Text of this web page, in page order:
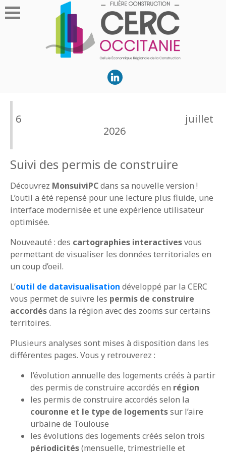
6 juillet
2026
Suivi des permis de construire
Découvrez MonsuiviPCdans sa nouvelle version !
L’outil a été repensé pour une lecture plus fluide, une
interface modernisée et une expérience utilisateur
optimisée.
Nouveauté : des cartographies interactivesvous
permettant de visualiser les données territoriales en
un coup d’oeil.
L’outil de datavisualisation développé par la CERC
vous permet de suivre les permis de construire
accordésdans la région avec des zooms sur certains
territoires.
Plusieurs analyses sont mises à disposition dans les
différentes pages. Vous y retrouverez :
l’évolution annuelle des logements créés à partir
des permis de construire accordés en région
les permis de construire accordés selon la
couronne et le type de logementssur l’aire
urbaine de Toulouse
les évolutions des logements créés selon trois
périodicités(mensuelle, trimestrielle et